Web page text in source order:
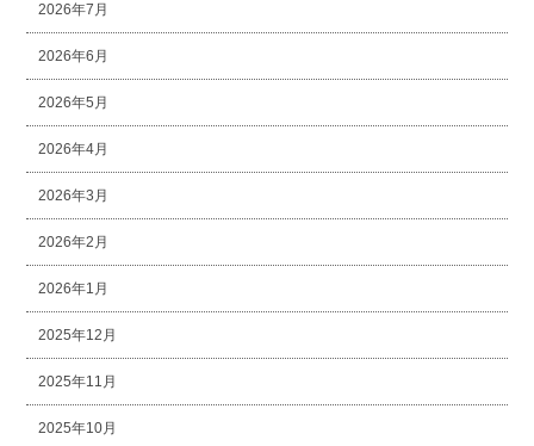
2026年7月
2026年6月
2026年5月
2026年4月
2026年3月
2026年2月
2026年1月
2025年12月
2025年11月
2025年10月